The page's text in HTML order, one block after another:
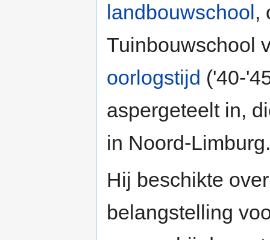
landbouwschool ,
Tuinbouwschool
oorlogstijd ('40-
aspergeteelt in,
in Noord-Limburg.
Hij beschikte
belangstelling